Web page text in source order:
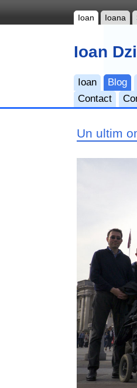
Ioan Ioana
Ioan
Ioan Blog
Contact
Un ultim